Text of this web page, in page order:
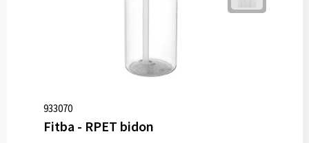
933070
Fitba - RPET bidon